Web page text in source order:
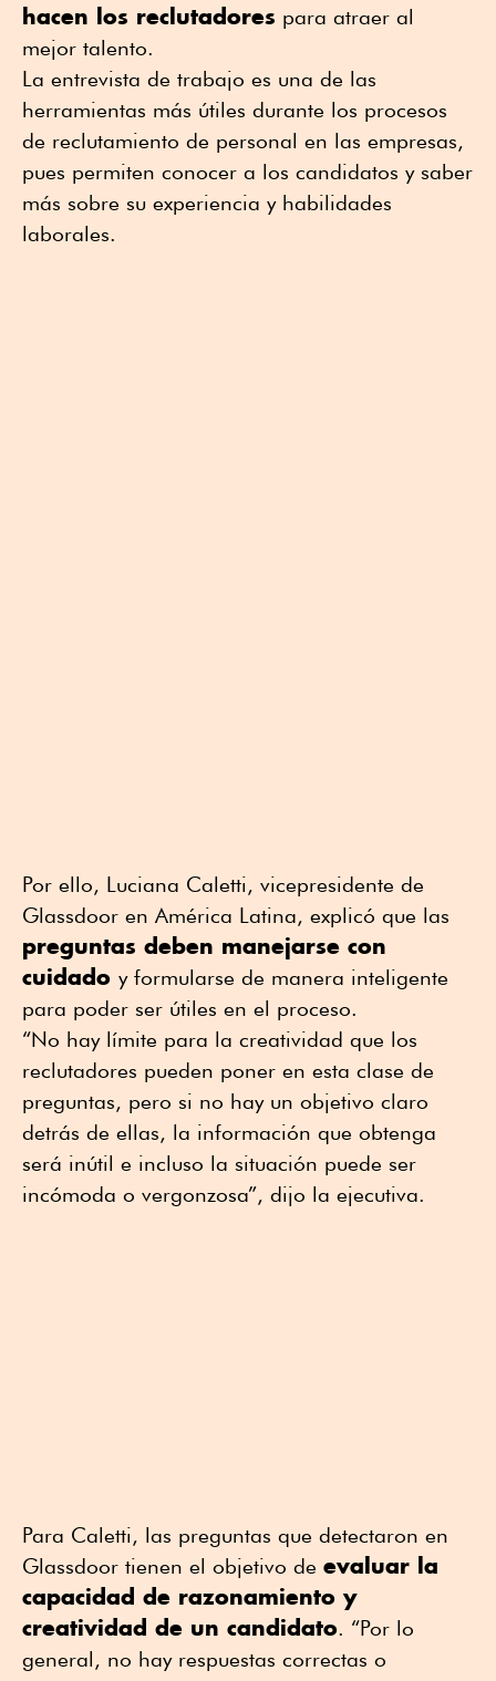
hacen los reclutadores para atraer al
mejor talento.
La entrevista de trabajo es una de las
herramientas más útiles durante los procesos
de reclutamiento de personal en las empresas,
pues permiten conocer a los candidatos y saber
más sobre su experiencia y habilidades
laborales.
Por ello, Luciana Caletti, vicepresidente de
Glassdoor en América Latina, explicó que las
preguntas deben manejarse con
cuidado y formularse de manera inteligente
para poder ser útiles en el proceso.
“No hay límite para la creatividad que los
reclutadores pueden poner en esta clase de
preguntas, pero si no hay un objetivo claro
detrás de ellas, la información que obtenga
será inútil e incluso la situación puede ser
incómoda o vergonzosa”, dijo la ejecutiva.
Para Caletti, las preguntas que detectaron en
Glassdoor tienen el objetivo de evaluar la
capacidad de razonamiento y
creatividad de un candidato. “Por lo
general, no hay respuestas correctas o